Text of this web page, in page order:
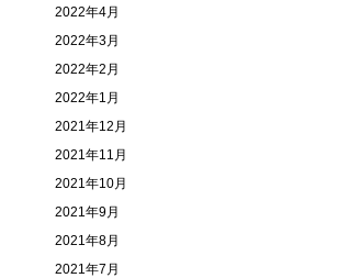
2022年4月
2022年3月
2022年2月
2022年1月
2021年12月
2021年11月
2021年10月
2021年9月
2021年8月
2021年7月